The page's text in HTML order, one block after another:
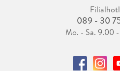
089 - 30
Mo. - Sa. 9.00